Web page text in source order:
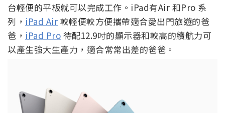
台輕便的平板就可以完成工作。iPad有Air 和Pro 系
列， iPad Air 較輕便較方便攜帶適合愛出門旅遊的爸
爸， iPad Pro 待配12.9吋的顯示器和較高的續航力可
以產生強大生產力，適合常常出差的爸爸。